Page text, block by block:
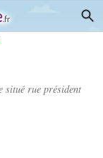
situé rue président